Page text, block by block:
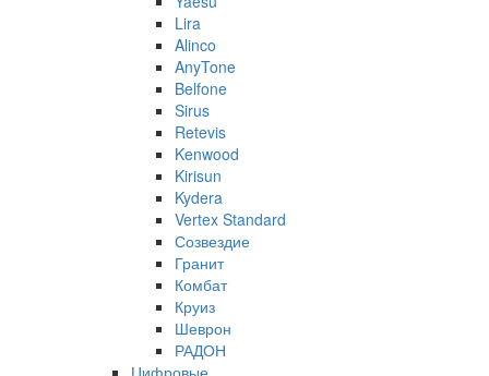
Lira
Alinco
AnyTone
Belfone
Sirus
Retevis
Kenwood
Kirisun
Kydera
Vertex Standard
Созвездие
Гранит
Комбат
Круиз
Шеврон
РАДОН
Цифровые